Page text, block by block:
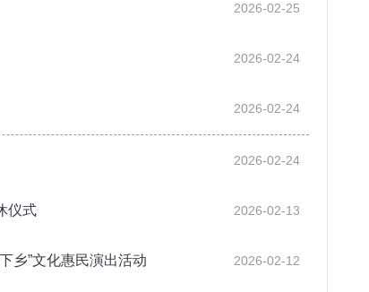
2026-02-25
2026-02-24
2026-02-24
2026-02-24
2026-02-13
仪式
2026-02-12
乡”文化惠民演出活动